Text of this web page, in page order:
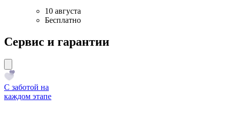
10 августа
Бесплатно
Сервис и гарантии
С заботой на
каждом этапе